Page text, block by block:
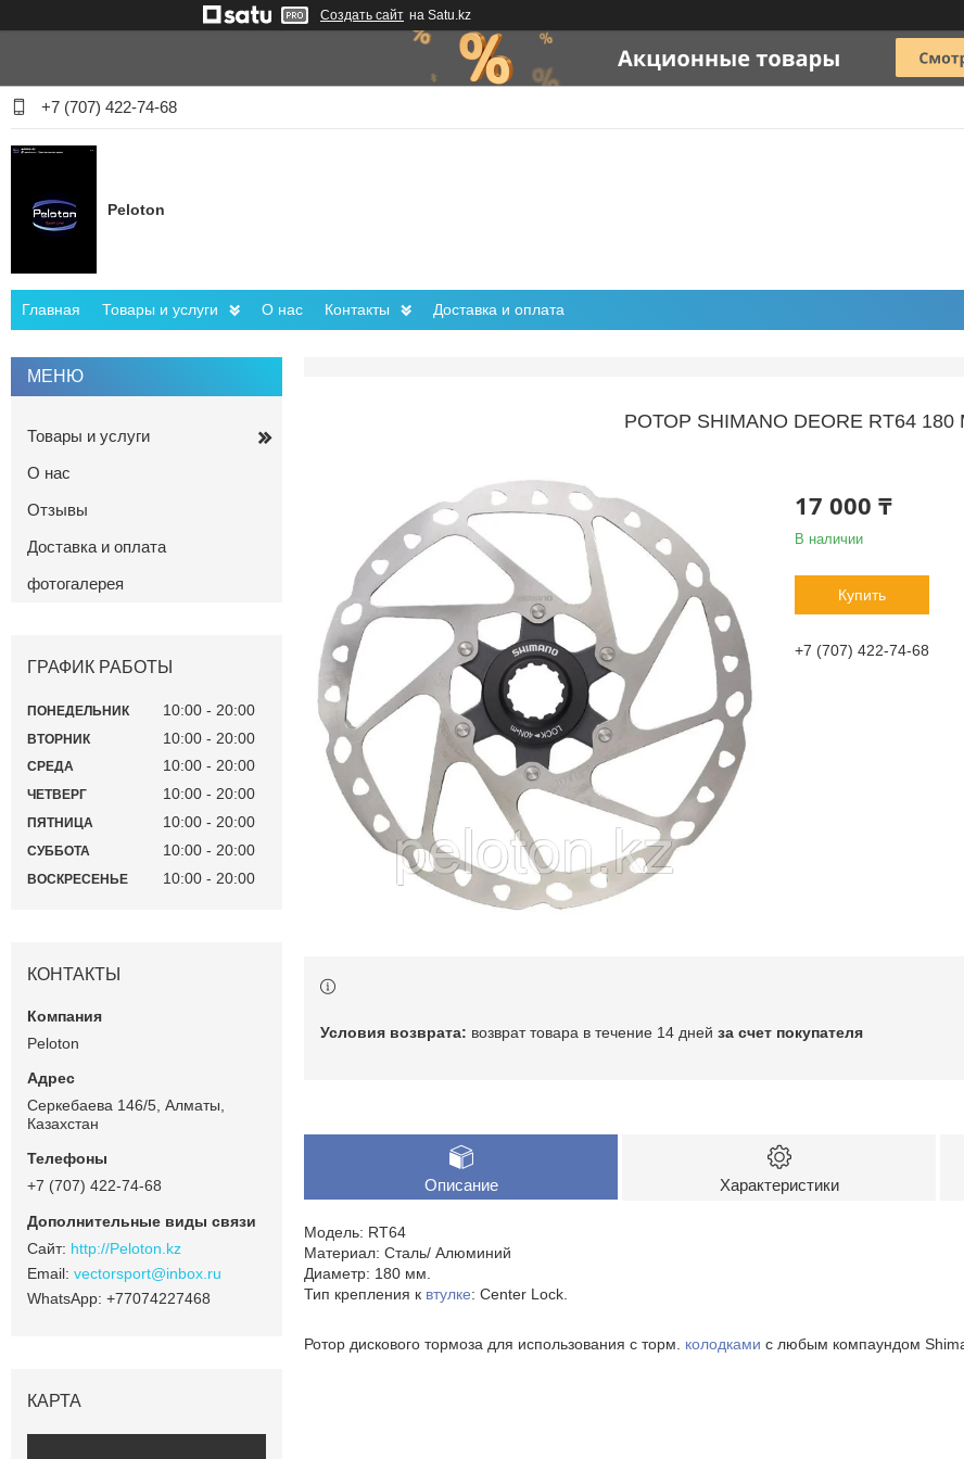
Создать сайт на Satu.kz
+7 (707) 422-74-68
Peloton
Главная Товары и услуги О нас Контакты Доставка и оплата
РОТОР SHIMANO DEORE RT64
17 000 ₸
В наличии
Купить
+7 (707) 422-74-68
возврат товара в течение 14 дней за счет покупателя
Описание Характеристики
Модель: RT64
Материал: Сталь/ Алюминий
Диаметр: 180 мм.
Тип крепления к втулке: Center Lock.
Ротор дискового тормоза для использования с торм. колодками с любым компаундом
Товары и услуги
О нас
Отзывы
Доставка и оплата
фотогалерея
ГРАФИК РАБОТЫ
ПОНЕДЕЛЬНИК 10:00 20:00
ВТОРНИК 10:00 20:00
СРЕДА 10:00 20:00
ЧЕТВЕРГ 10:00 20:00
ПЯТНИЦА 10:00 20:00
СУББОТА 10:00 20:00
ВОСКРЕСЕНЬЕ 10:00 20:00
КОНТАКТЫ
Peloton
Серкебаева 146/5, Алматы,
Казахстан
+7 (707) 422-74-68
http://Peloton.kz
vectorsport@inbox.ru
+77074227468
КАРТА